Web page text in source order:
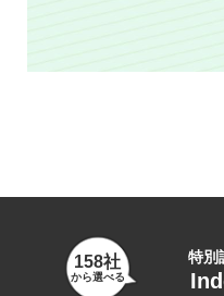
158社
から選べる
特別